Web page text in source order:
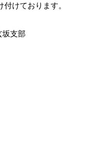
付けております。
坂支部